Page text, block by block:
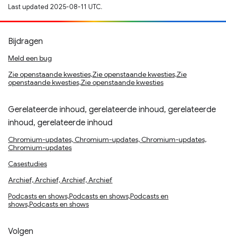
Last updated 2025-08-11 UTC.
Bijdragen
Meld een bug
Zie openstaande kwesties,Zie openstaande kwesties,Zie
openstaande kwesties,Zie openstaande kwesties
Gerelateerde inhoud, gerelateerde inhoud, gerelateerde
inhoud, gerelateerde inhoud
Chromium-updates, Chromium-updates, Chromium-updates,
Chromium-updates
Casestudies
Archief, Archief, Archief, Archief
Podcasts en shows,Podcasts en shows,Podcasts en
shows,Podcasts en shows
Volgen